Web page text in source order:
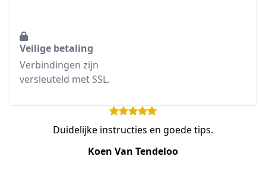
Veilige betaling
Verbindingen zijn
versleuteld met SSL.
Duidelijke instructies en goede tips.
Koen Van Tendeloo